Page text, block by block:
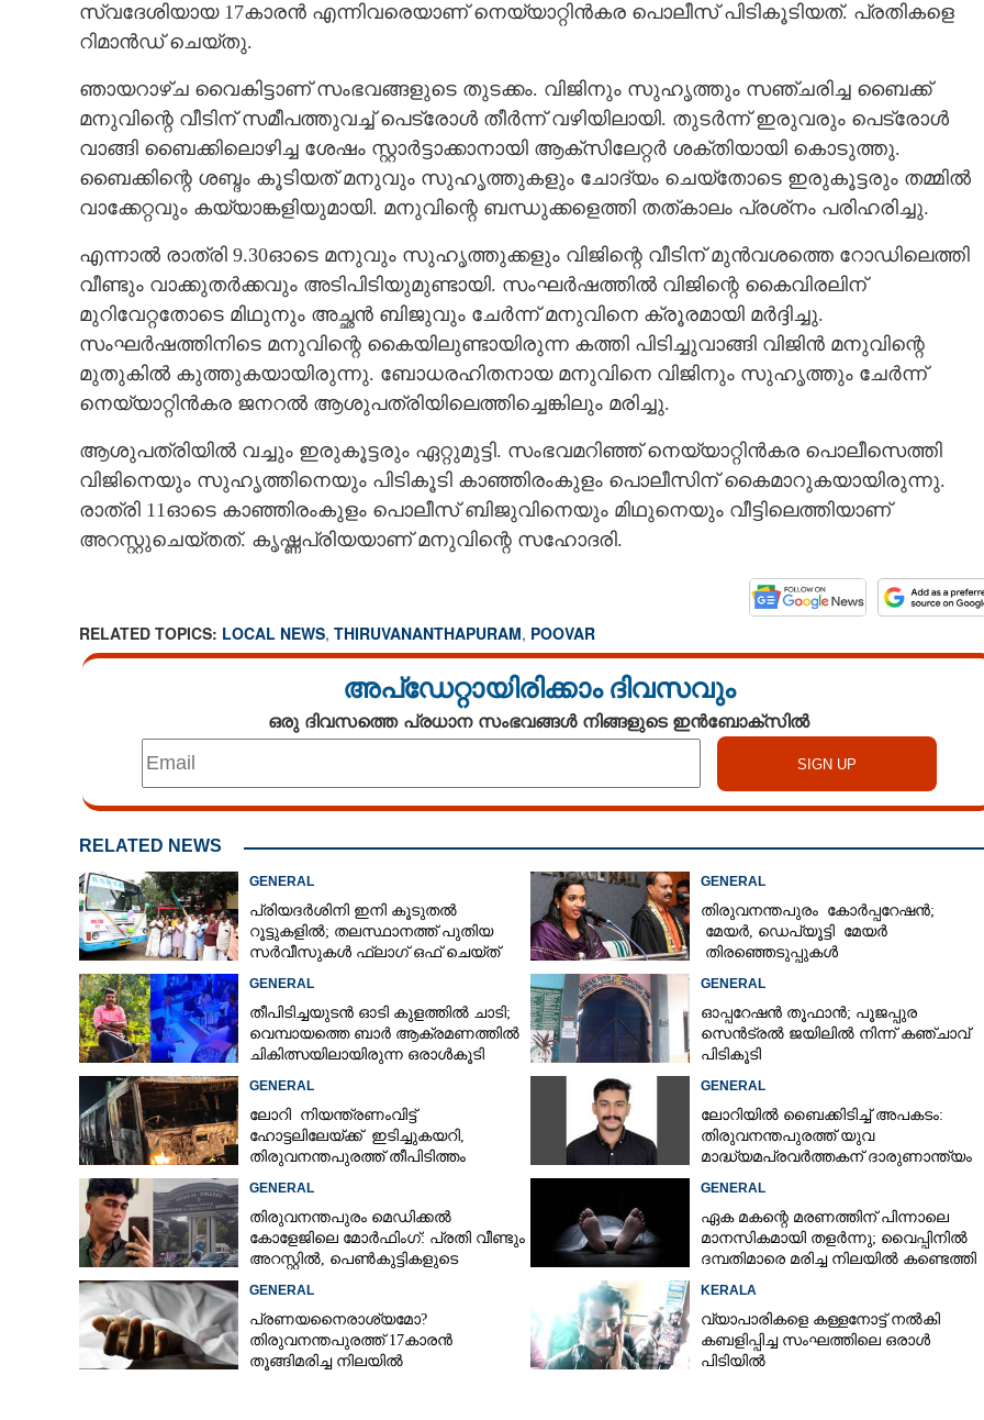
സ്വദേശിയായ 17കാരൻ എന്നിവരെയാണ് നെയ്യാറ്റിൻകര പൊലീസ് പിടികൂടിയത്. പ്രതികളെ
റിമാൻഡ് ചെയ്തു.
ഞായറാഴ്ച വൈകിട്ടാണ് സംഭവങ്ങളുടെ തുടക്കം. വിജിനും സുഹൃത്തും സഞ്ചരിച്ച ബൈക്ക്
മനുവിന്റെ വീടിന് സമീപത്തുവച്ച് പെട്രോൾ തീർന്ന് വഴിയിലായി. തുടർന്ന് ഇരുവരും പെട്രോൾ
വാങ്ങി ബൈക്കിലൊഴിച്ച ശേഷം സ്റ്റാർട്ടാക്കാനായി ആക്‌സിലേറ്റർ ശക്തിയായി കൊടുത്തു.
ബൈക്കിന്റെ ശബ്ദം കൂടിയത് മനുവും സുഹൃത്തുകളും ചോദ്യം ചെയ്‌തോടെ ഇരുകൂട്ടരും തമ്മിൽ
വാക്കേറ്റവും കയ്യാങ്കളിയുമായി. മനുവിന്റെ ബന്ധുക്കളെത്തി തത്കാലം പ്രശ്‌നം പരിഹരിച്ചു.
എന്നാൽ രാത്രി 9.30ഓടെ മനുവും സുഹൃത്തുക്കളും വിജിന്റെ വീടിന് മുൻവശത്തെ റോഡിലെത്തി
വീണ്ടും വാക്കുതർക്കവും അടിപിടിയുമുണ്ടായി. സംഘർഷത്തിൽ വിജിന്റെ കൈവിരലിന്
മുറിവേറ്റതോടെ മിഥുനും അച്ഛൻ ബിജുവും ചേർന്ന് മനുവിനെ ക്രൂരമായി മർദ്ദിച്ചു.
സംഘർഷത്തിനിടെ മനുവിന്റെ കൈയിലുണ്ടായിരുന്ന കത്തി പിടിച്ചുവാങ്ങി വിജിൻ മനുവിന്റെ
മുതുകിൽ കുത്തുകയായിരുന്നു. ബോധരഹിതനായ മനുവിനെ വിജിനും സുഹൃത്തും ചേർന്ന്
നെയ്യാറ്റിൻകര ജനറൽ ആശുപത്രിയിലെത്തിച്ചെങ്കിലും മരിച്ചു.
ആശുപത്രിയിൽ വച്ചും ഇരുകൂട്ടരും ഏറ്റുമുട്ടി. സംഭവമറിഞ്ഞ് നെയ്യാറ്റിൻകര പൊലീസെത്തി
വിജിനെയും സുഹൃത്തിനെയും പിടികൂടി കാഞ്ഞിരംകുളം പൊലീസിന് കൈമാറുകയായിരുന്നു.
രാത്രി 11ഓടെ കാഞ്ഞിരംകുളം പൊലീസ് ബിജുവിനെയും മിഥുനെയും വീട്ടിലെത്തിയാണ്
അറസ്റ്റുചെയ്‌തത്. കൃഷ്ണപ്രിയയാണ് മനുവിന്റെ സഹോദരി.
RELATED TOPICS: LOCAL NEWS, THIRUVANANTHAPURAM, POOVAR
അപ്ഡേറ്റായിരിക്കാം ദിവസവും
ഒരു ദിവസത്തെ പ്രധാന സംഭവങ്ങൾ നിങ്ങളുടെ ഇൻബോക്സിൽ
RELATED NEWS
GENERAL
പ്രിയദർശിനി ഇനി കൂടുതൽ
റൂട്ടുകളിൽ; തലസ്ഥാനത്ത് പുതിയ
സർവീസുകൾ ഫ്ലാഗ് ഒഫ് ചെയ്ത്
GENERAL
തിരുവനന്തപുരം കോർപ്പറേഷൻ;
മേയർ, ഡെപ്യൂട്ടി മേയർ
തിരഞ്ഞെടുപ്പുകൾ
GENERAL
തീപിടിച്ചയുടൻ ഓടി കുളത്തിൽ ചാടി;
വെമ്പായത്തെ ബാർ ആക്രമണത്തിൽ
ചികിത്സയിലായിരുന്ന ഒരാൾകൂടി
GENERAL
ഓപ്പറേഷൻ തൂഫാൻ; പൂജപ്പുര
സെൻട്രൽ ജയിലിൽ നിന്ന് കഞ്ചാവ്
പിടികൂടി
GENERAL
ലോറി നിയന്ത്രണംവിട്ട്
ഹോട്ടലിലേയ്ക്ക് ഇടിച്ചുകയറി,
തിരുവനന്തപുരത്ത് തീപിടിത്തം
GENERAL
ലോറിയിൽ ബൈക്കിടിച്ച് അപകടം:
തിരുവനന്തപുരത്ത് യുവ
മാദ്ധ്യമപ്രവർത്തകന് ദാരുണാന്ത്യം
GENERAL
തിരുവനന്തപുരം മെഡിക്കൽ
കോളേജിലെ മോർഫിംഗ്: പ്രതി വീണ്ടും
അറസ്റ്റിൽ, പെൺകുട്ടികളുടെ
GENERAL
ഏക മകന്റെ മരണത്തിന് പിന്നാലെ
മാനസികമായി തളർന്നു; വൈപ്പിനിൽ
ദമ്പതിമാരെ മരിച്ച നിലയിൽ കണ്ടെത്തി
GENERAL
പ്രണയനെെരാശ്യമോ?
തിരുവനന്തപുരത്ത് 17കാരൻ
തൂങ്ങിമരിച്ച നിലയിൽ
KERALA
വ്യാപാരികളെ കള്ളനോട്ട് നൽകി
കബളിപ്പിച്ച സംഘത്തിലെ ഒരാൾ
പിടിയിൽ
യുവാവിനെ കുത്തിക്കൊന്ന സംഭവം:
അച്ഛനും മക്കളും ഉൾപ്പെടെ നാലുപേർ
Share this link
Copy Link